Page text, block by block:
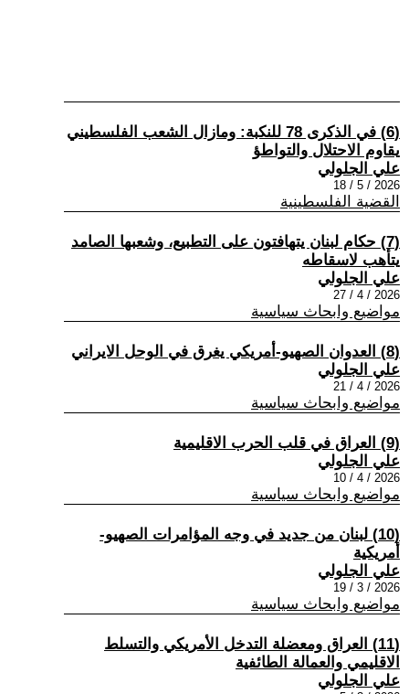
(6) في الذكرى 78 للنكبة: ومازال الشعب الفلسطيني
يقاوم الاحتلال والتواطؤ
علي الجلولي
2026 / 5 / 18
القضية الفلسطينية
(7) حكام لبنان يتهافتون على التطبيع، وشعبها الصامد
يتأهب لاسقاطه
علي الجلولي
2026 / 4 / 27
مواضيع وابحاث سياسية
(8) العدوان الصهيو-أمريكي يغرق في الوحل الايراني
علي الجلولي
2026 / 4 / 21
مواضيع وابحاث سياسية
(9) العراق في قلب الحرب الاقليمية
علي الجلولي
2026 / 4 / 10
مواضيع وابحاث سياسية
(10) لبنان من جديد في وجه المؤامرات الصهيو-
أمريكية
علي الجلولي
2026 / 3 / 19
مواضيع وابحاث سياسية
(11) العراق ومعضلة التدخل الأمريكي والتسلط
الاقليمي والعمالة الطائفية
علي الجلولي